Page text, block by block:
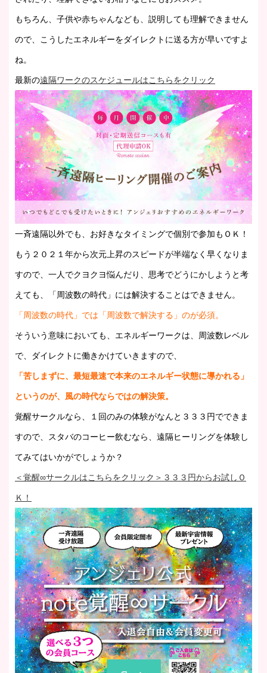
もちろん、子供や赤ちゃんなども、説明しても理解できません
ので、こうしたエネルギーをダイレクトに送る方が早いですよ
ね。
最新の遠隔ワークのスケジュールはこちらをクリック
一斉遠隔以外でも、お好きなタイミングで個別で参加もＯＫ！
もう２０２１年から次元上昇のスピードが半端なく早くなりま
すので、一人でクヨクヨ悩んだり、思考でどうにかしようと考
えても、「周波数の時代」には解決することはできません。
「周波数の時代」では「周波数で解決する」のが必須。
そういう意味においても、エネルギーワークは、周波数レベル
で、ダイレクトに働きかけていきますので、
「苦しまずに、最短最速で本来のエネルギー状態に導かれる」
というのが、風の時代ならではの解決策。
覚醒サークルなら、１回のみの体験がなんと３３３円でできま
すので、スタバのコーヒー飲むなら、遠隔ヒーリングを体験し
てみてはいかがでしょうか？
＜覚醒∞サークルはこちらをクリック＞３３３円からお試しＯ
Ｋ！